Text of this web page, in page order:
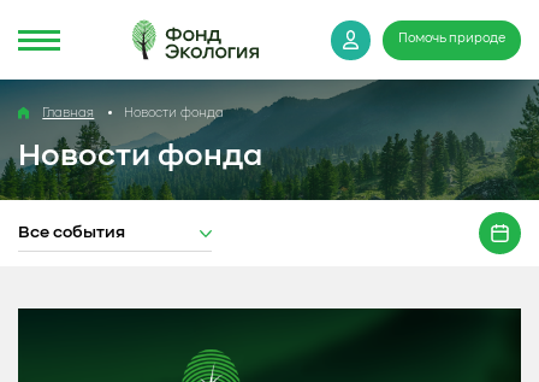
Помочь природе
Главная Новости фонда
Новости фонда
Все события